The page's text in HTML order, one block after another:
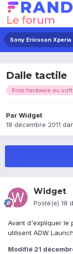
Sony Ericsson Xperia
Dalle tactile
Prob hardware ou
ParWidget
18 décembre 2011
Widget
Posté(e) 18
Avant d'expliquer le
utilisent ADW
Modifié 21